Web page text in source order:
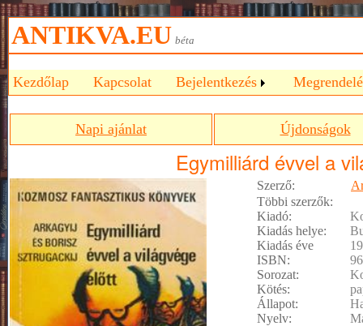
ANTIKVA.EU béta
Kezdőlap Kapcsolat Bejelentkezés
Napi ajánlat Újdonságok
Egymilliárd évvel a
Szerző:
Többi szerzők:
Kiadó:
Kiadás helye:
Kiadás éve
ISBN:
Sorozat:
Kötés:
Állapot:
Nyelv: